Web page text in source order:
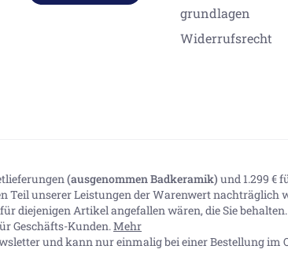
grundlagen
Widerrufsrecht
(ausgenommen Badkeramik) und 1.299 €
unserer Leistungen der Warenwert nachträglich
diejenigen Artikel angefallen wären, die Sie
Geschäfts-Kunden.Mehr
und kann nur einmalig bei einer Bestellung im